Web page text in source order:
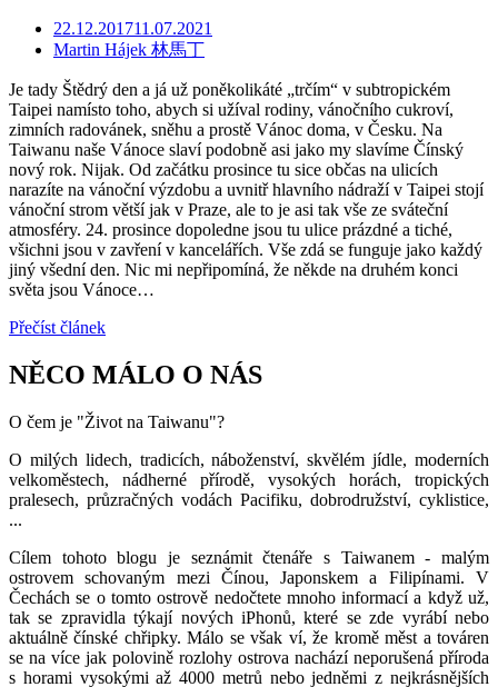
22.12.201711.07.2021
Martin Hájek 林馬丁
Je tady Štědrý den a já už poněkolikáté „trčím“ v subtropickém
Taipei namísto toho, abych si užíval rodiny, vánočního cukroví,
zimních radovánek, sněhu a prostě Vánoc doma, v Česku. Na
Taiwanu naše Vánoce slaví podobně asi jako my slavíme Čínský
nový rok. Nijak. Od začátku prosince tu sice občas na ulicích
narazíte na vánoční výzdobu a uvnitř hlavního nádraží v Taipei stojí
vánoční strom větší jak v Praze, ale to je asi tak vše ze sváteční
atmosféry. 24. prosince dopoledne jsou tu ulice prázdné a tiché,
všichni jsou v zavření v kancelářích. Vše zdá se funguje jako každý
jiný všední den. Nic mi nepřipomíná, že někde na druhém konci
světa jsou Vánoce…
Přečíst článek
NĚCO MÁLO O NÁS
O čem je "Život na Taiwanu"?
O milých lidech, tradicích, náboženství, skvělém jídle, moderních
velkoměstech, nádherné přírodě, vysokých horách, tropických
pralesech, průzračných vodách Pacifiku, dobrodružství, cyklistice,
...
Cílem tohoto blogu je seznámit čtenáře s Taiwanem - malým
ostrovem schovaným mezi Čínou, Japonskem a Filipínami. V
Čechách se o tomto ostrově nedočtete mnoho informací a když už,
tak se zpravidla týkají nových iPhonů, které se zde vyrábí nebo
aktuálně čínské chřipky. Málo se však ví, že kromě měst a továren
se na více jak polovině rozlohy ostrova nachází neporušená příroda
s horami vysokými až 4000 metrů nebo jedněmi z nejkrásnějších